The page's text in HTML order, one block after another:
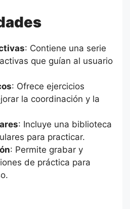
: Contiene una serie
que guían al usuario
: Ofrece ejercicios
la coordinación y la
: Incluye una biblioteca
para practicar.
: Permite grabar y
de práctica para